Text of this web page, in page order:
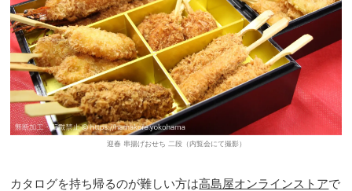
迎春 串揚げおせち 二段（内覧会にて撮影）
カタログを持ち帰るのが難しい方は高島屋オンラインストアで